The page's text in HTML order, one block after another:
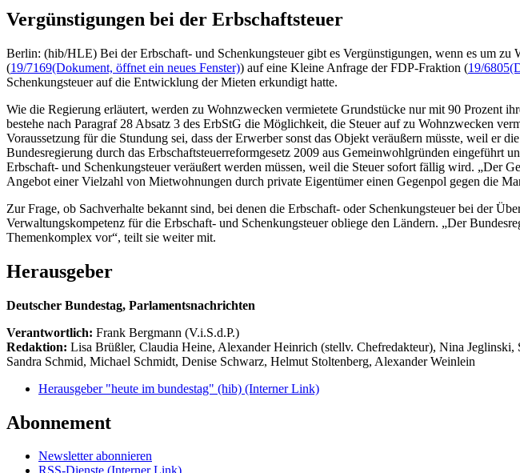
Vergünstigungen bei der Erbschaftsteuer
Berlin: (hib/HLE) Bei der Erbschaft- und Schenkungsteuer gibt es Vergünstigungen, wenn es um
(19/7169(Dokument, öffnet ein neues Fenster)) auf eine Kleine Anfrage der FDP-Fraktion (19/6805
Schenkungsteuer auf die Entwicklung der Mieten erkundigt hatte.
Wie die Regierung erläutert, werden zu Wohnzwecken vermietete Grundstücke nur mit 90 Prozent
bestehe nach Paragraf 28 Absatz 3 des ErbStG die Möglichkeit, die Steuer auf zu Wohnzwecken
Voraussetzung für die Stundung sei, dass der Erwerber sonst das Objekt veräußern müsste, weil er
Bundesregierung durch das Erbschaftsteuerreformgesetz 2009 aus Gemeinwohlgründen
Erbschaft- und Schenkungsteuer veräußert werden müssen, weil die Steuer sofort fällig wird. „Der
Angebot einer Vielzahl von Mietwohnungen durch private Eigentümer einen Gegenpol gegen die
Zur Frage, ob Sachverhalte bekannt sind, bei denen die Erbschaft- oder Schenkungsteuer bei der
Verwaltungskompetenz für die Erbschaft- und Schenkungsteuer obliege den Ländern. „Der
Themenkomplex vor“, teilt sie weiter mit.
Herausgeber
Deutscher Bundestag, Parlamentsnachrichten
Verantwortlich: Frank Bergmann (V.i.S.d.P.)
Redaktion: Lisa Brüßler, Claudia Heine, Alexander Heinrich (stellv. Chefredakteur), Nina Jeglinski,
Sandra Schmid, Michael Schmidt, Denise Schwarz, Helmut Stoltenberg, Alexander Weinlein
Herausgeber "heute im bundestag" (hib) (Interner Link)
Abonnement
Newsletter abonnieren